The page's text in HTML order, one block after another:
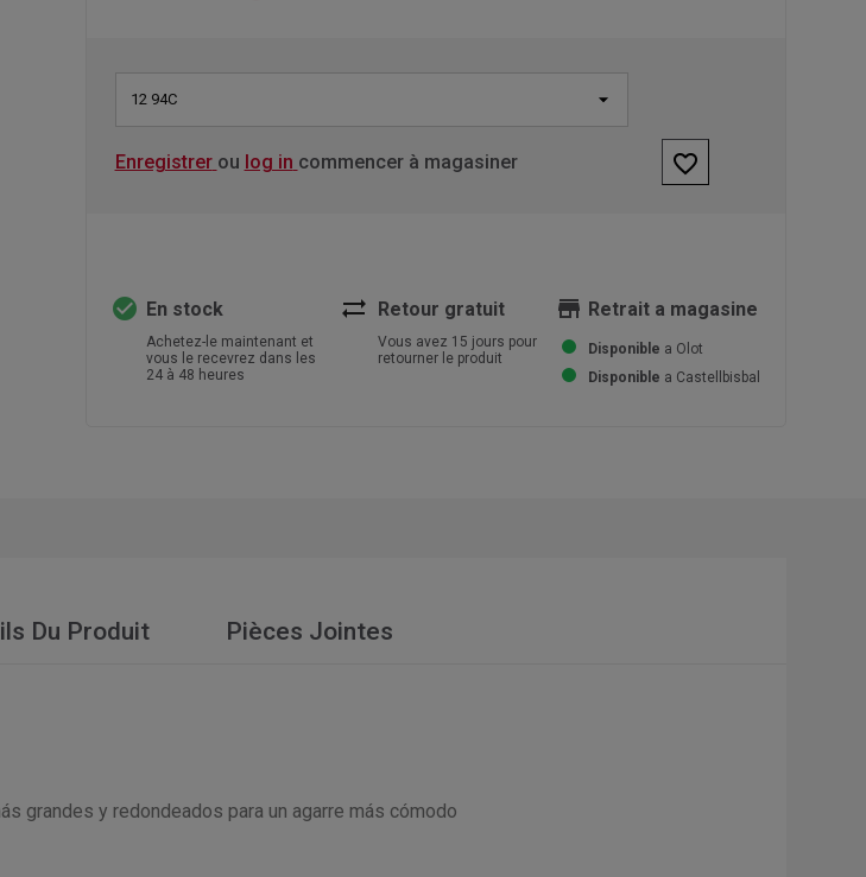
12 94C
Enregistrer ou log in commencer à magasiner favorite_border
check_circle En stock
Achetez-le maintenant et
vous le recevrez dans les
24 à 48 heures
sync_alt Retour gratuit
Vous avez 15 jours pour
retourner le produit
store Retrait a magasine
Disponible a Olot
Disponible a Castellbisbal
Du Produit Pièces Jointes
grandes y redondeados para un agarre más cómodo